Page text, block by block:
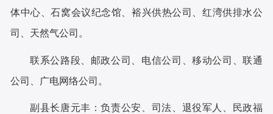
体中心、石窝会议纪念馆、裕兴供热公司、红湾供排水公
司、天然气公司。
联系公路段、邮政公司、电信公司、移动公司、联通
公司、广电网络公司。
副县长唐元丰：负责公安、司法、退役军人、民政福